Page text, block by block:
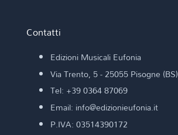
Contatti
Edizioni Musicali Eufonia
Via Trento, 5 - 25055 Pisogne (BS)
Tel: +39 0364 87069
Email: info@edizionieufonia.it
P.IVA: 03514390172